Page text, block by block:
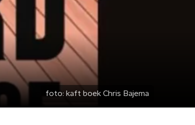
foto: kaft boek Chris Bajema